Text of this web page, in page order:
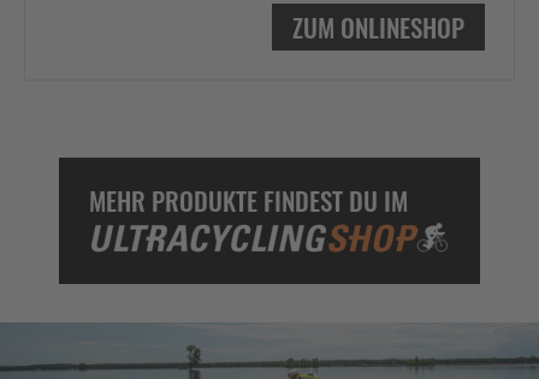
ZUM ONLINESHOP
MEHR PRODUKTE FINDEST DU IM